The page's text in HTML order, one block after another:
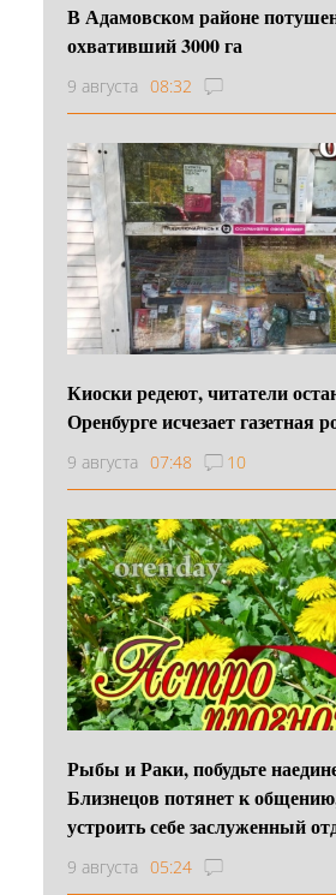
В Адамовском районе
охвативший 3000 га
9 августа 08:32
Киоски редеют, читатели
Оренбурге исчезает газетная
9 августа 07:48 10
Рыбы и Раки, побудьте
Близнецов потянет к
устроить себе заслуженный
9 августа 05:24